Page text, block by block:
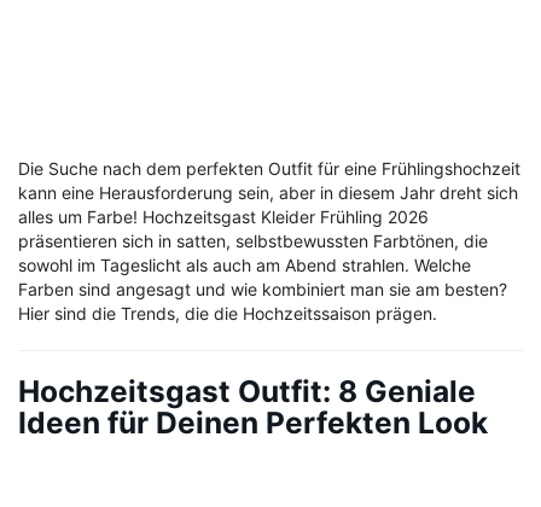
Die Suche nach dem perfekten Outfit für eine Frühlingshochzeit
kann eine Herausforderung sein, aber in diesem Jahr dreht sich
alles um Farbe! Hochzeitsgast Kleider Frühling 2026
präsentieren sich in satten, selbstbewussten Farbtönen, die
sowohl im Tageslicht als auch am Abend strahlen. Welche
Farben sind angesagt und wie kombiniert man sie am besten?
Hier sind die Trends, die die Hochzeitssaison prägen.
Hochzeitsgast Outfit: 8 Geniale
Ideen für Deinen Perfekten Look